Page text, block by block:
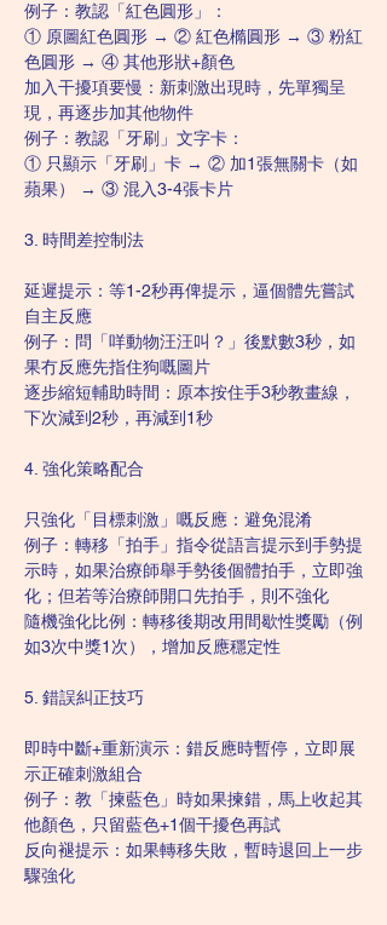
例子：教認「紅色圓形」：
① 原圖紅色圓形 → ② 紅色橢圓形 → ③ 粉紅
色圓形 → ④ 其他形狀+顏色
加入干擾項要慢：新刺激出現時，先單獨呈
現，再逐步加其他物件
例子：教認「牙刷」文字卡：
① 只顯示「牙刷」卡 → ② 加1張無關卡（如
蘋果） → ③ 混入3-4張卡片
3. 時間差控制法
延遲提示：等1-2秒再俾提示，逼個體先嘗試
自主反應
例子：問「咩動物汪汪叫？」後默數3秒，如
果冇反應先指住狗嘅圖片
逐步縮短輔助時間：原本按住手3秒教畫線，
下次減到2秒，再減到1秒
4. 強化策略配合
只強化「目標刺激」嘅反應：避免混淆
例子：轉移「拍手」指令從語言提示到手勢提
示時，如果治療師舉手勢後個體拍手，立即強
化；但若等治療師開口先拍手，則不強化
隨機強化比例：轉移後期改用間歇性獎勵（例
如3次中獎1次），增加反應穩定性
5. 錯誤糾正技巧
即時中斷+重新演示：錯反應時暫停，立即展
示正確刺激組合
例子：教「揀藍色」時如果揀錯，馬上收起其
他顏色，只留藍色+1個干擾色再試
反向褪提示：如果轉移失敗，暫時退回上一步
驟強化